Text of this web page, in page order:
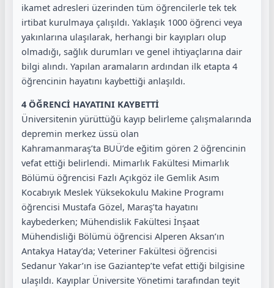
ikamet adresleri üzerinden tüm öğrencilerle tek tek
irtibat kurulmaya çalışıldı. Yaklaşık 1000 öğrenci veya
yakınlarına ulaşılarak, herhangi bir kayıpları olup
olmadığı, sağlık durumları ve genel ihtiyaçlarına dair
bilgi alındı. Yapılan aramaların ardından ilk etapta 4
öğrencinin hayatını kaybettiği anlaşıldı.
4 ÖĞRENCİ HAYATINI KAYBETTİ
Üniversitenin yürüttüğü kayıp belirleme çalışmalarında
depremin merkez üssü olan
Kahramanmaraş’ta BUÜ’de eğitim gören 2 öğrencinin
vefat ettiği belirlendi. Mimarlık Fakültesi Mimarlık
Bölümü öğrencisi Fazlı Açıkgöz ile Gemlik Asım
Kocabıyık Meslek Yüksekokulu Makine Programı
öğrencisi Mustafa Gözel, Maraş’ta hayatını
kaybederken; Mühendislik Fakültesi İnşaat
Mühendisliği Bölümü öğrencisi Alperen Aksan’ın
Antakya Hatay’da; Veteriner Fakültesi öğrencisi
Sedanur Yakar’ın ise Gaziantep’te vefat ettiği bilgisine
ulaşıldı. Kayıplar Üniversite Yönetimi tarafından teyit